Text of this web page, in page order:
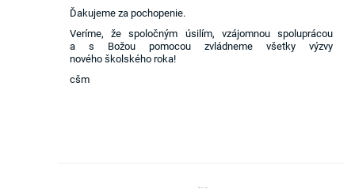
Ďakujeme za pochopenie.
Veríme, že spoločným úsilím, vzájomnou spoluprácou
a s Božou pomocou zvládneme všetky výzvy
nového školského roka!
cšm